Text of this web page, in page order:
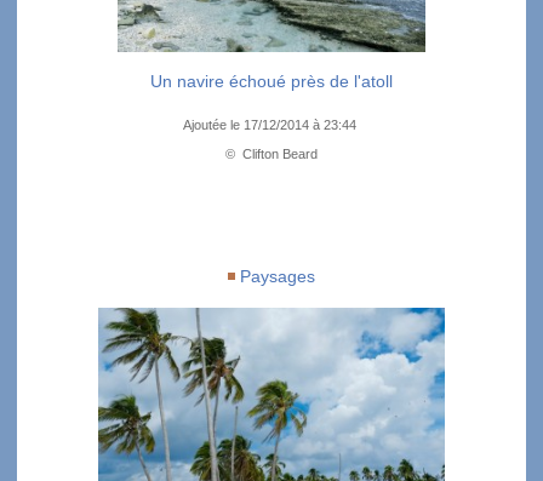
Un navire échoué près de l'atoll
Ajoutée le 17/12/2014 à 23:44
© Clifton Beard
Paysages